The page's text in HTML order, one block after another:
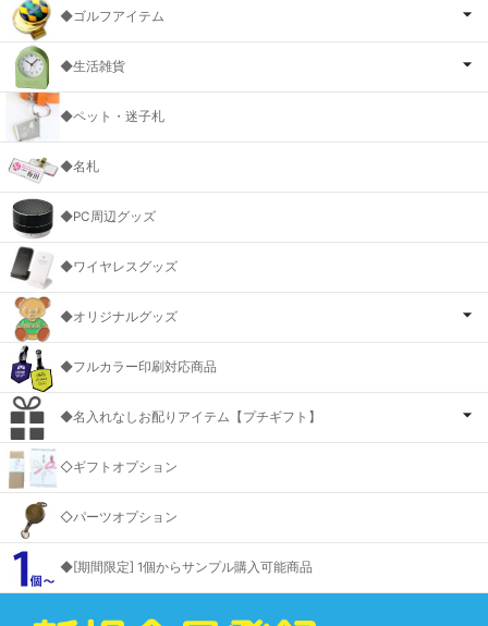
◆ゴルフアイテム
◆生活雑貨
◆ペット・迷子札
◆名札
◆PC周辺グッズ
◆ワイヤレスグッズ
◆オリジナルグッズ
◆フルカラー印刷対応商品
◆名入れなしお配りアイテム【プチギフト】
◇ギフトオプション
◇パーツオプション
◆[期間限定] 1個からサンプル購入可能商品